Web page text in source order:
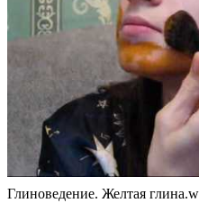
Глиноведение. Желтая